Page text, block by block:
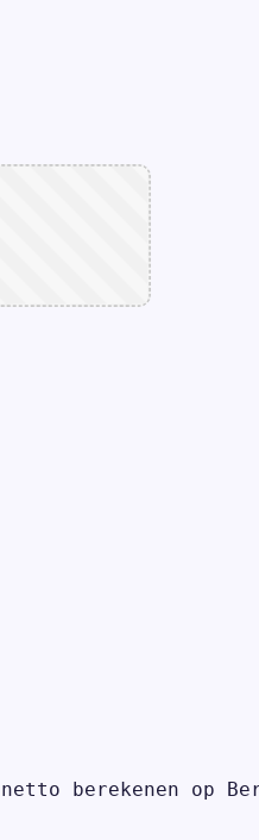
berekenen op